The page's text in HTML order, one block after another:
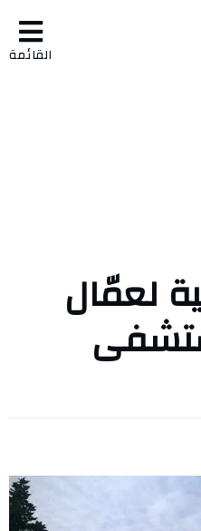
القائمة
لعمّال